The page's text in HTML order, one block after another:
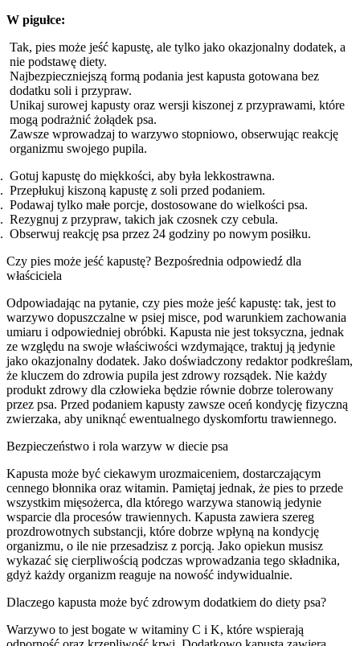
W pigułce:
Tak, pies może jeść kapustę, ale tylko jako okazjonalny dodatek, a
nie podstawę diety.
Najbezpieczniejszą formą podania jest kapusta gotowana bez
dodatku soli i przypraw.
Unikaj surowej kapusty oraz wersji kiszonej z przyprawami, które
mogą podrażnić żołądek psa.
Zawsze wprowadzaj to warzywo stopniowo, obserwując reakcję
organizmu swojego pupila.
Gotuj kapustę do miękkości, aby była lekkostrawna.
Przepłukuj kiszoną kapustę z soli przed podaniem.
Podawaj tylko małe porcje, dostosowane do wielkości psa.
Rezygnuj z przypraw, takich jak czosnek czy cebula.
Obserwuj reakcję psa przez 24 godziny po nowym posiłku.
Czy pies może jeść kapustę? Bezpośrednia odpowiedź dla
właściciela
Odpowiadając na pytanie, czy pies może jeść kapustę: tak, jest to
warzywo dopuszczalne w psiej misce, pod warunkiem zachowania
umiaru i odpowiedniej obróbki. Kapusta nie jest toksyczna, jednak
ze względu na swoje właściwości wzdymające, traktuj ją jedynie
jako okazjonalny dodatek. Jako doświadczony redaktor podkreślam,
że kluczem do zdrowia pupila jest zdrowy rozsądek. Nie każdy
produkt zdrowy dla człowieka będzie równie dobrze tolerowany
przez psa. Przed podaniem kapusty zawsze oceń kondycję fizyczną
zwierzaka, aby uniknąć ewentualnego dyskomfortu trawiennego.
Bezpieczeństwo i rola warzyw w diecie psa
Kapusta może być ciekawym urozmaiceniem, dostarczającym
cennego błonnika oraz witamin. Pamiętaj jednak, że pies to przede
wszystkim mięsożerca, dla którego warzywa stanowią jedynie
wsparcie dla procesów trawiennych. Kapusta zawiera szereg
prozdrowotnych substancji, które dobrze wpłyną na kondycję
organizmu, o ile nie przesadzisz z porcją. Jako opiekun musisz
wykazać się cierpliwością podczas wprowadzania tego składnika,
gdyż każdy organizm reaguje na nowość indywidualnie.
Dlaczego kapusta może być zdrowym dodatkiem do diety psa?
Warzywo to jest bogate w witaminy C i K, które wspierają